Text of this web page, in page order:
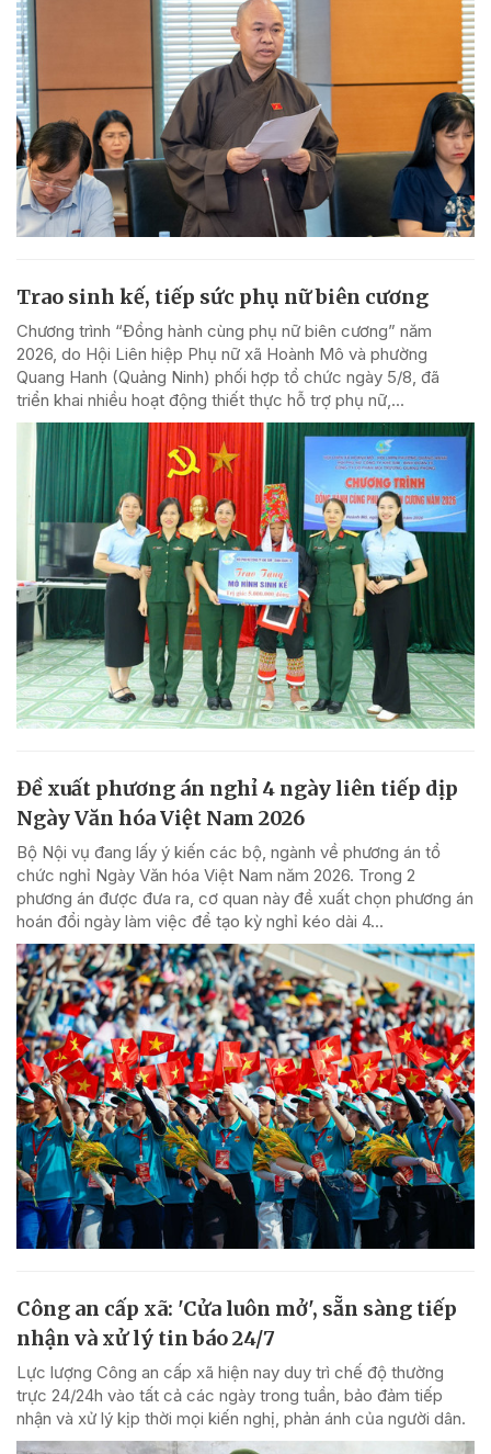
Trao sinh kế, tiếp sức phụ nữ biên cương
Chương trình “Đồng hành cùng phụ nữ biên cương” năm
2026, do Hội Liên hiệp Phụ nữ xã Hoành Mô và phường
Quang Hanh (Quảng Ninh) phối hợp tổ chức ngày 5/8, đã
triển khai nhiều hoạt động thiết thực hỗ trợ phụ nữ,...
Đề xuất phương án nghỉ 4 ngày liên tiếp dịp
Ngày Văn hóa Việt Nam 2026
Bộ Nội vụ đang lấy ý kiến các bộ, ngành về phương án tổ
chức nghỉ Ngày Văn hóa Việt Nam năm 2026. Trong 2
phương án được đưa ra, cơ quan này đề xuất chọn phương án
hoán đổi ngày làm việc để tạo kỳ nghỉ kéo dài 4...
Công an cấp xã: 'Cửa luôn mở', sẵn sàng tiếp
nhận và xử lý tin báo 24/7
Lực lượng Công an cấp xã hiện nay duy trì chế độ thường
trực 24/24h vào tất cả các ngày trong tuần, bảo đảm tiếp
nhận và xử lý kịp thời mọi kiến nghị, phản ánh của người dân.